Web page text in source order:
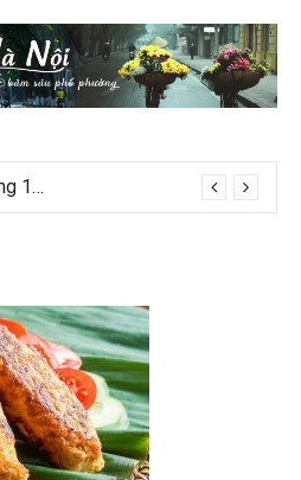
Du lịch Tây Bắc tháng 11 – Mùa hoa cải nhuộm vàng rực rỡ